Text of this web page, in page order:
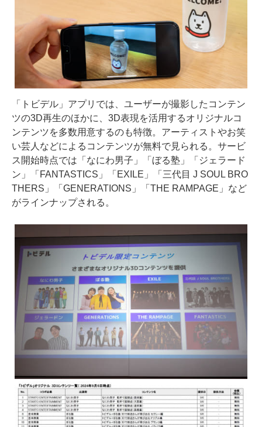
「トビデル」アプリでは、ユーザーが撮影したコンテン
ツの3D再生のほかに、3D表現を活用するオリジナルコ
ンテンツを多数用意するのも特徴。アーティストやお笑
い芸人などによるコンテンツが無料で見られる。サービ
ス開始時点では「なにわ男子」「ぼる塾」「ジェラード
ン」「FANTASTICS」「EXILE」「三代目 J SOUL BRO
THERS」「GENERATIONS」「THE RAMPAGE」など
がラインナップされる。